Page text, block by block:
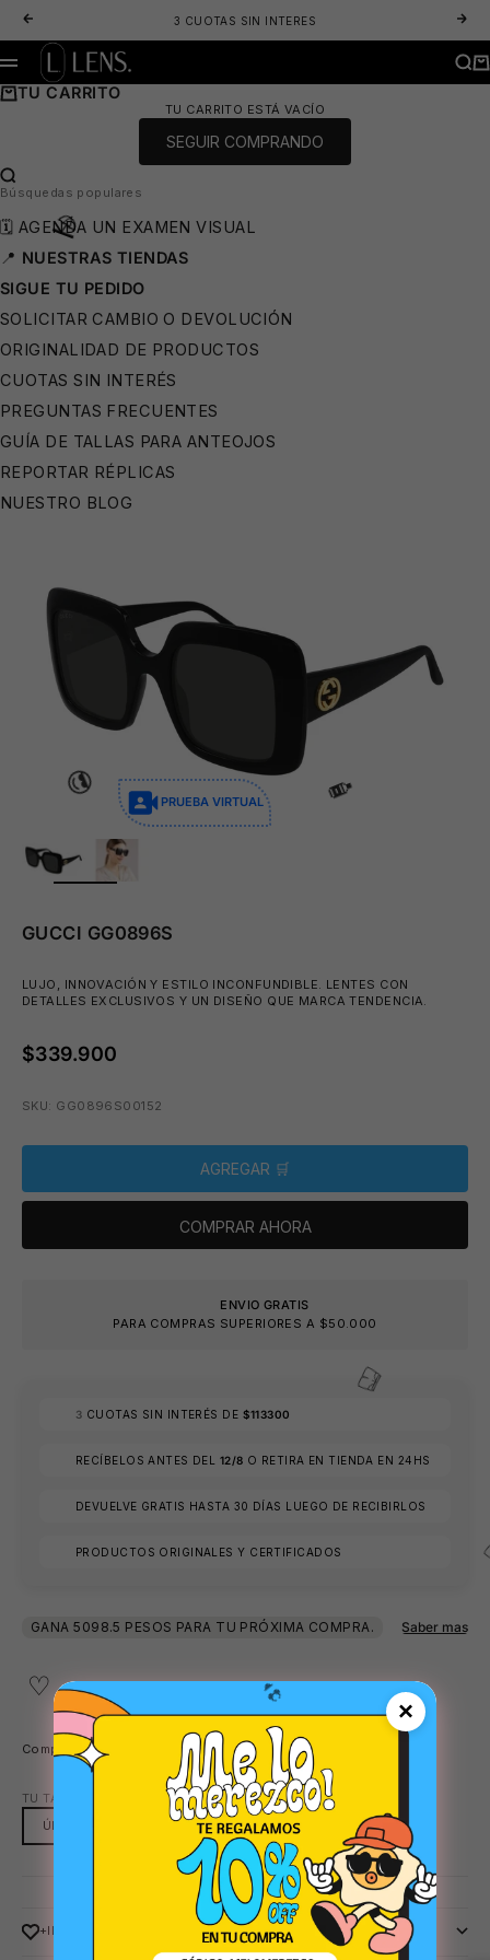
ANTERIOR
3 CUOTAS SIN INTERES
LENS. OPTICA ONLINE - LENTES DE SOL Y ANTEOJOS ÓPTICOS
MENÚ
TU CARRITO
TU CARRITO ESTÁ VACÍO
SEGUIR COMPRANDO
BUSCAR…
Búsquedas populares
🗓️ AGENDA UN EXAMEN VISUAL
📍 NUESTRAS TIENDAS
SIGUE TU PEDIDO
SOLICITAR CAMBIO O DEVOLUCIÓN
ORIGINALIDAD DE PRODUCTOS
CUOTAS SIN INTERÉS
PREGUNTAS FRECUENTES
GUÍA DE TALLAS PARA ANTEOJOS
REPORTAR RÉPLICAS
NUESTRO BLOG
PRUEBA VIRTUAL
ZOOM
GUCCI GG0896S
LUJO, INNOVACIÓN Y ESTILO INCONFUNDIBLE. LENTES CON
DETALLES EXCLUSIVOS Y UN DISEÑO QUE MARCA TENDENCIA.
$339.900
SKU: GG0896S00152
AGREGAR 🛒
COMPRAR AHORA
ENVIO GRATIS
PARA COMPRAS SUPERIORES A $50.000
3 CUOTAS SIN INTERÉS DE $113300
RECÍBELOS ANTES DEL 12/8 O RETIRA EN TIENDA EN 24HS
DEVUELVE GRATIS HASTA 30 DÍAS LUEGO DE RECIBIRLOS
PRODUCTOS ORIGINALES Y CERTIFICADOS
Compartir
TU TALLA:
ÚNICA
+INFO
×
🩳
😎
⛱️
🩳